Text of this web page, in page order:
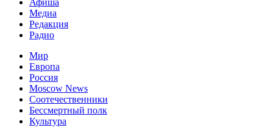
Афиша
Медиа
Редакция
Радио
Мир
Европа
Россия
Moscow News
Соотечественники
Бессмертный полк
Культура